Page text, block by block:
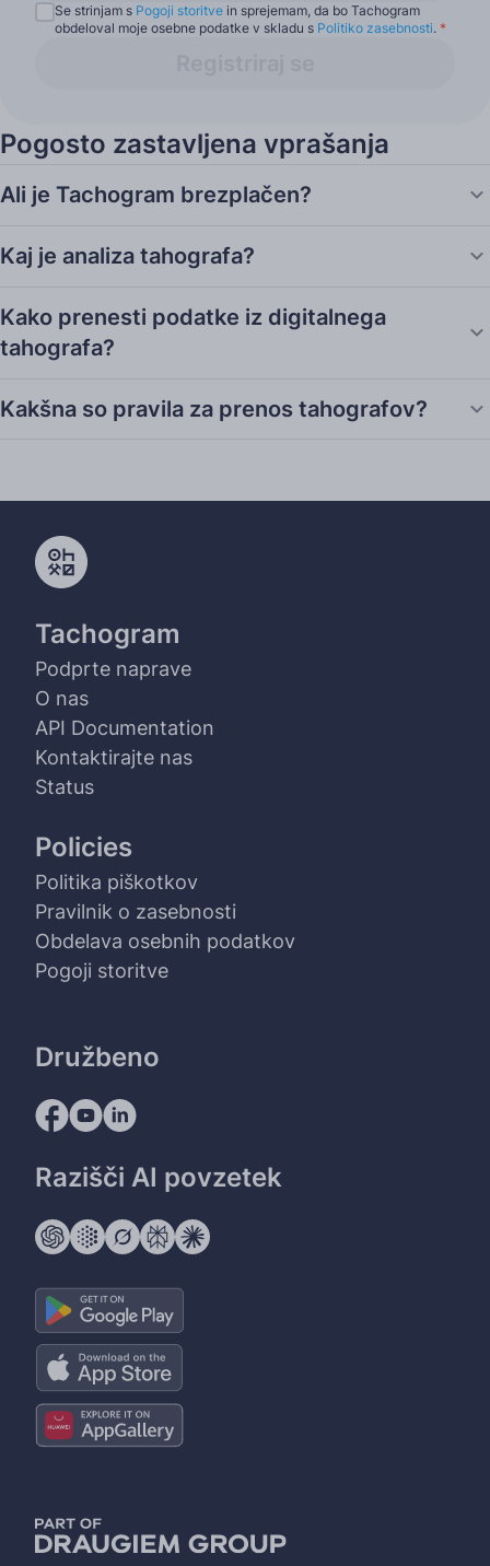
Se strinjam s Pogoji storitve in sprejemam, da bo Tachogram
obdeloval moje osebne podatke v skladu s Politiko zasebnosti. *
Pogosto zastavljena vprašanja
Ali je Tachogram brezplačen?
Kaj je analiza tahografa?
Kako prenesti podatke iz digitalnega
tahografa?
Kakšna so pravila za prenos tahografov?
Tachogram
Podprte naprave
O nas
API Documentation
Kontaktirajte nas
Status
Policies
Politika piškotkov
Pravilnik o zasebnosti
Obdelava osebnih podatkov
Pogoji storitve
Družbeno
Razišči AI povzetek